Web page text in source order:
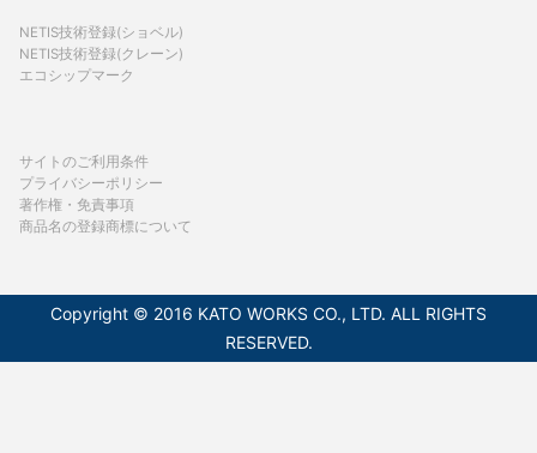
NETIS技術登録(ショベル)
NETIS技術登録(クレーン)
エコシップマーク
サイトのご利用条件
プライバシーポリシー
著作権・免責事項
商品名の登録商標について
Copyright © 2016 KATO WORKS CO., LTD. ALL RIGHTS
RESERVED.